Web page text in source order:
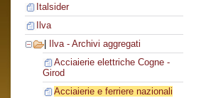
Italsider
Ilva
Ilva - Archivi aggregati
Acciaierie elettriche Cogne -
Girod
Acciaierie e ferriere nazionali